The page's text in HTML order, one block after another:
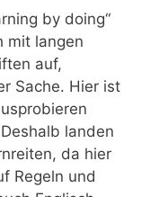
by doing“
mit langen
auf,
Sache. Hier ist
landen
da hier
Regeln und